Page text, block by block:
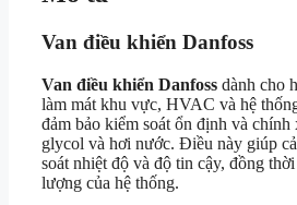
Van điều khiển Danfoss
Van điều khiển Danfoss dành cho
làm mát khu vực, HVAC và hệ
đảm bảo kiểm soát ổn định và
glycol và hơi nước. Điều này giúp
soát nhiệt độ và độ tin cậy, đồng
lượng của hệ thống.